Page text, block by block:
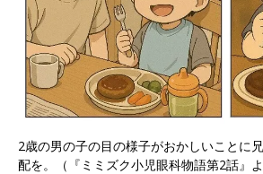
2歳の男の子の目の様子がおかしいことに
配を。（『ミミズク小児眼科物語第2話』よ